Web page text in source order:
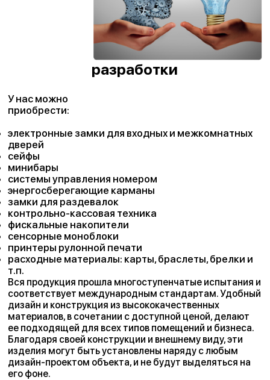
разработки
У нас можно
приобрести:
электронные замки для входных и межкомнатных
дверей
сейфы
минибары
системы управления номером
энергосберегающие карманы
замки для раздевалок
контрольно-кассовая техника
фискальные накопители
сенсорные моноблоки
принтеры рулонной печати
расходные материалы: карты, браслеты, брелки и
т.п.
Вся продукция прошла многоступенчатые испытания и
соответствует международным стандартам. Удобный
дизайн и конструкция из высококачественных
материалов, в сочетании с доступной ценой, делают
ее подходящей для всех типов помещений и бизнеса.
Благодаря своей конструкции и внешнему виду, эти
изделия могут быть установлены наряду с любым
дизайн-проектом объекта, и не будут выделяться на
его фоне.